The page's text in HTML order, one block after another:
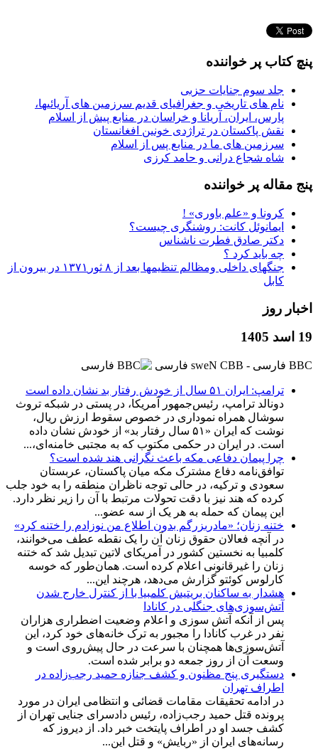
پنچ کتاب پر خواننده
جلد سوم جنایات حزبی
نام های تاریخی و جغرافیای قدیم سرزمین های آریائیها،
پارس، ایران، آریانا و خراسان در منابع پیش از اسلام
نقش پاکستان در تراژدی خونین افغانستان
سرزمین های ما در منابع پس از اسلام
شاه شجاع درانی و حامد کرزی
پنج مقاله پر خواننده
کرونا و «علم باوری» !
ایمانوئل کانت: روشنگری چیست؟
دکتر صادق فطرت ناشناس
چه باید کرد ؟
جنگهای داخلی ومظالم تنظیمها بعد از ۸ ثور۱۳۷۱ در بیرون از
کابل
اخبار روز
19 اسد 1405
BBC ‮فارسی - BBC News فارسی
ترامپ: ایران ۵۱ سال از خودش رفتار بد نشان داده است
دونالد ترامپ، رئیس‌جمهور آمریکا، در پستی در شبکه تروث
سوشال همراه نموداری در خصوص سقوط ارزش ریال،
نوشت که ایران «۵۱ سال رفتار بد» از خودش نشان داده
است. در ایران در حکمی مکتوب که به مجتبی خامنه‌ای،...
چرا پیمان دفاعی مکه باعث نگرانی هند شده است؟
توافق‌نامه دفاع مشترک مکه میان پاکستان، عربستان
سعودی و ترکیه، در حالی توجه ناظران منطقه را به خود جلب
کرده که هند نیز با دقت تحولات مرتبط با آن را زیر نظر دارد.
این پیمان که حمله به هر یک از سه عضو...
ختنه زنان؛ «مادربزرگم بدون اطلاع من نوزادم را ختنه کرد»
در آنچه فعالان حقوق زنان آن را یک نقطه عطف می‌خوانند،
کلمبیا به نخستین کشور در آمریکای لاتین تبدیل شد که ختنه
زنان را غیرقانونی اعلام کرده است. همان‌طور که خوسه
کارلوس کوئتو گزارش می‌دهد، هرچند این...
هشدار به ساکنان بریتیش کلمبیا با از کنترل خارج شدن
آتش‌سوزی‌های جنگلی در کانادا
پس از آنکه آتش‌ سوزی و اعلام وضعیت اضطراری هزاران
نفر در غرب کانادا را مجبور به ترک خانه‌های خود کرد، این
آتش‌سوزی‌ها همچنان با سرعت در حال پیش‌روی است و
وسعت آن از روز جمعه دو برابر شده است.
دستگیری پنج مظنون و کشف جنازه حمید رجب‌زاده در
اطراف تهران
در ادامه تحقیقات مقامات قضائی و انتظامی ایران در مورد
پرونده قتل حمید رجب‌زاده، رئیس دادسرای جنایی تهران از
کشف جسد او در اطراف پایتخت خبر داد. از دیروز که
رسانه‌های ایران از «ربایش» و قتل این...